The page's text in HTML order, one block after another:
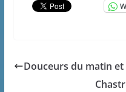
Douceurs du matin